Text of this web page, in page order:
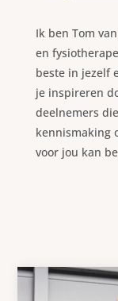
Ik ben Tom
en
beste in jezelf
je inspireren
deelnemers
kennismaking
voor jou kan